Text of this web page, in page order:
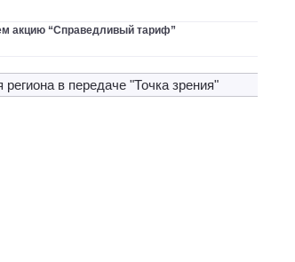
акцию “Справедливый тариф”
региона в передачe "Точка зрения"